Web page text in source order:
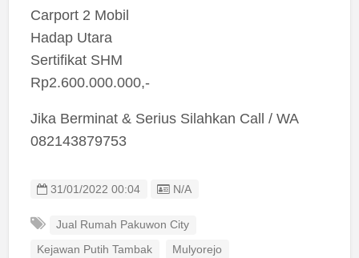
Carport 2 Mobil
Hadap Utara
Sertifikat SHM
Rp2.600.000.000,-
Jika Berminat & Serius Silahkan Call / WA
082143879753
31/01/2022 00:04 Listing ID
N/A
Jual Rumah Pakuwon City
Kejawan Putih Tambak Mulyorejo